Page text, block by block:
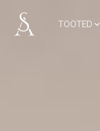
TOOTED